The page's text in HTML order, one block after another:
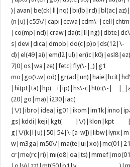
(n|u)|c55\/|capi|ccwa|cdm\-
s|devi|dica|dmob|do(c|p)o|ds(12|\-
7]0|os|wa|ze)|fetc|fly(\-|_)|g1
|hi(pt|ta)|hp( i|ip)|hs\-c|ht(c(\-|
|\/
gs|kddi|keji|kgt( |\/)|klon|kpt
g|\/(k|l|u)|50|54|\-[a-
w|m3ga|m50\/